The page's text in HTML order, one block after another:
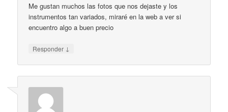
Me gustan muchos las fotos que nos dejaste y los
instrumentos tan variados, miraré en la web a ver si
encuentro algo a buen precio
Responder ↓